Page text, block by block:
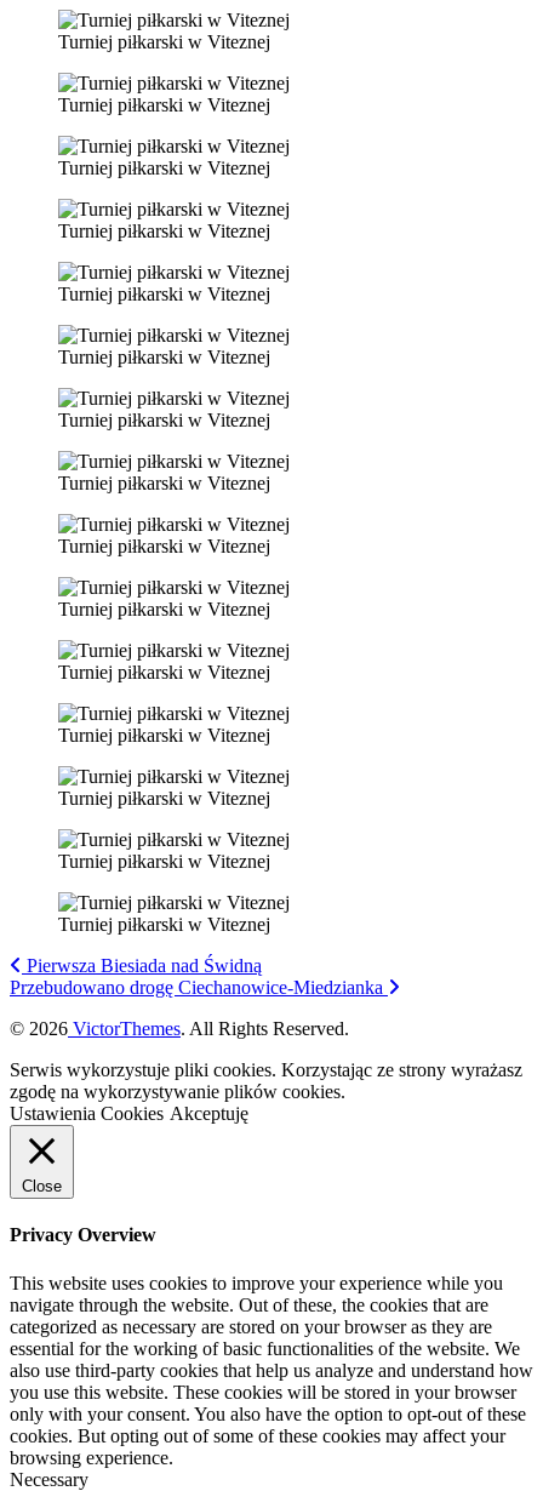
Turniej piłkarski w Viteznej
Turniej piłkarski w Viteznej
Turniej piłkarski w Viteznej
Turniej piłkarski w Viteznej
Turniej piłkarski w Viteznej
Turniej piłkarski w Viteznej
Turniej piłkarski w Viteznej
Turniej piłkarski w Viteznej
Turniej piłkarski w Viteznej
Turniej piłkarski w Viteznej
Turniej piłkarski w Viteznej
Turniej piłkarski w Viteznej
Turniej piłkarski w Viteznej
Turniej piłkarski w Viteznej
Turniej piłkarski w Viteznej
Pierwsza Biesiada nad Świdną
Przebudowano drogę Ciechanowice-Miedzianka
© 2026 VictorThemes. All Rights Reserved.
Serwis wykorzystuje pliki cookies. Korzystając ze strony wyrażasz
zgodę na wykorzystywanie plików cookies.
Ustawienia Cookies Akceptuję
Close
Privacy Overview
This website uses cookies to improve your experience while you
navigate through the website. Out of these, the cookies that are
categorized as necessary are stored on your browser as they are
essential for the working of basic functionalities of the website. We
also use third-party cookies that help us analyze and understand how
you use this website. These cookies will be stored in your browser
only with your consent. You also have the option to opt-out of these
cookies. But opting out of some of these cookies may affect your
browsing experience.
Necessary